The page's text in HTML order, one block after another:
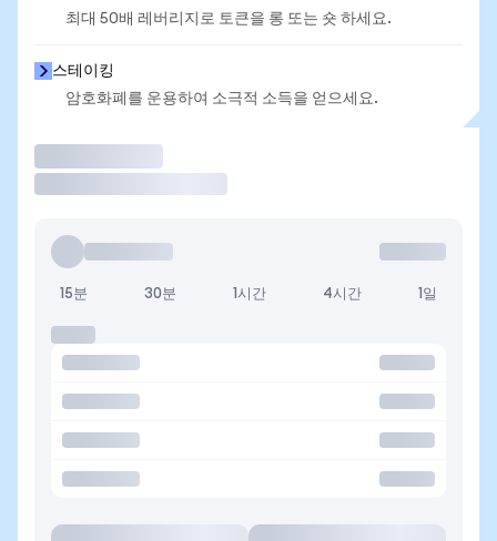
최대 50배 레버리지로 토큰을 롱 또는 숏 하세요.
스테이킹
암호화폐를 운용하여 소극적 소득을 얻으세요.
15분 30분 1시간 4시간 1일